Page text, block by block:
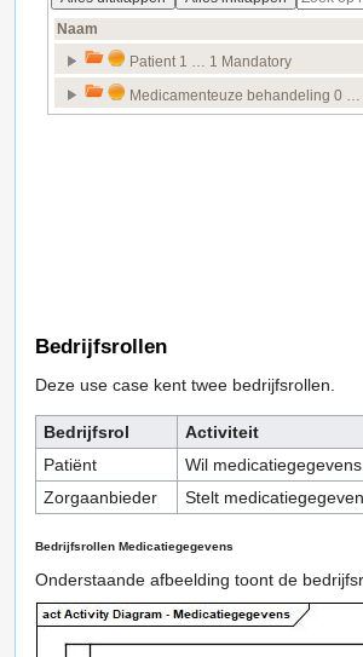
Bedrijfsrollen
Deze use case kent twee bedrijfsrollen.
Bedrijfsrol
Activiteit
Patiënt
Wil
Zorgaanbieder
Stelt
Bedrijfsrollen Medicatiegegevens
Onderstaande afbeelding toont de